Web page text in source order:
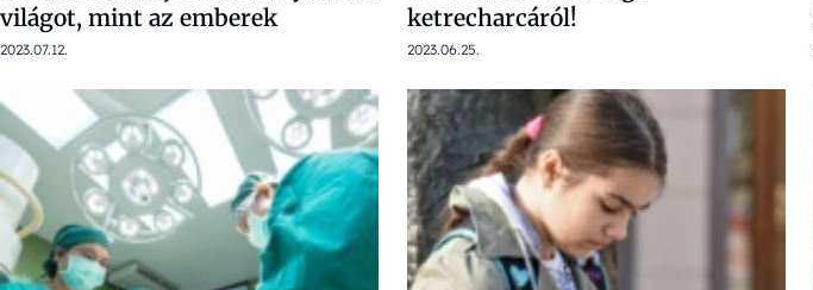
világot, mint az emberek
2023.07.12.
ketrecharcáról!
2023.06.25.